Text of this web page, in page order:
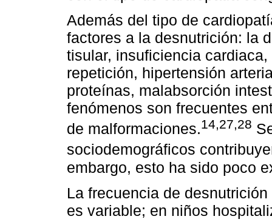
Además del tipo de
factores a la desnutrición: la
tisular, insuficiencia
repetición, hipertensión
proteínas, malabsorción
fenómenos son frecuentes
de malformaciones.14,27,28
sociodemográficos
embargo, esto ha sido poco
La frecuencia de
es variable; en niños